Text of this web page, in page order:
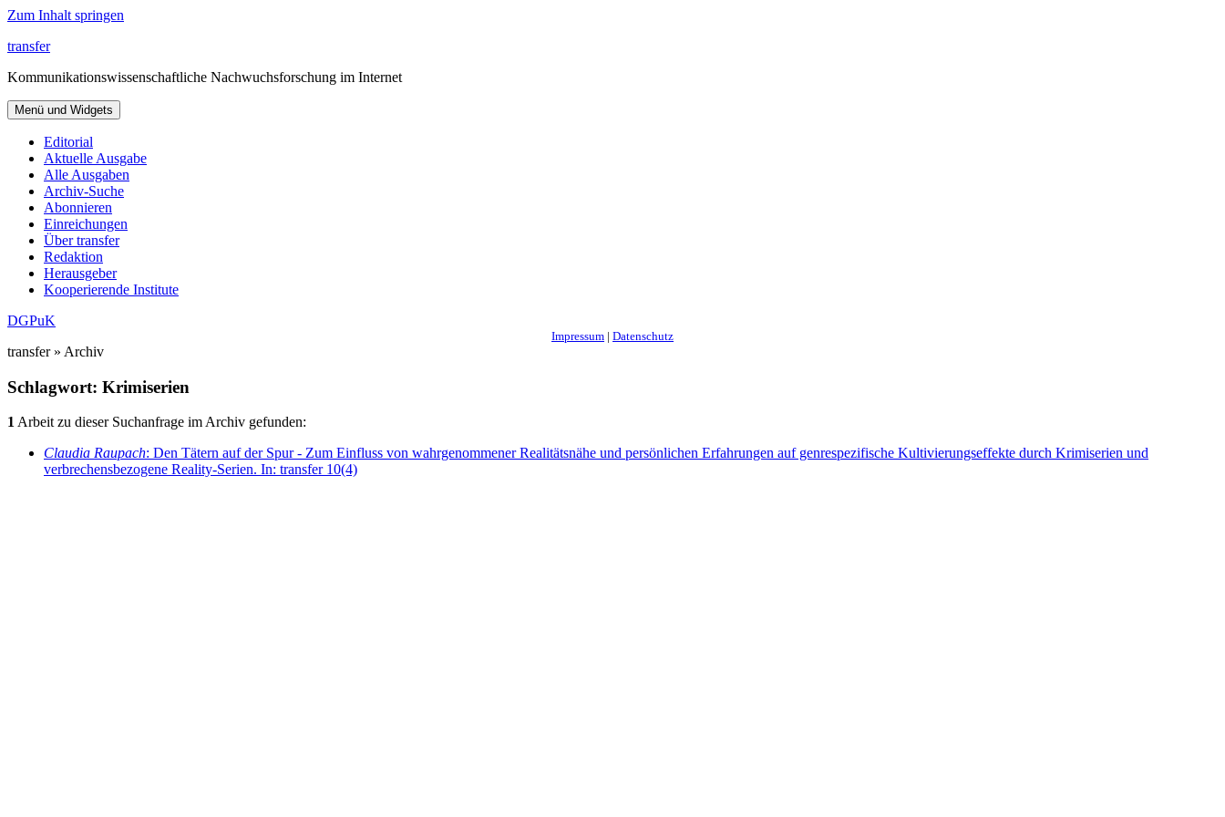
Zum Inhalt springen
transfer
Kommunikationswissenschaftliche Nachwuchsforschung im Internet
Menü und Widgets
Editorial
Aktuelle Ausgabe
Alle Ausgaben
Archiv-Suche
Abonnieren
Einreichungen
Über transfer
Redaktion
Herausgeber
Kooperierende Institute
DGPuK
Impressum | Datenschutz
transfer » Archiv
Schlagwort: Krimiserien
1Arbeit zu dieser Suchanfrage im Archiv gefunden:
Claudia Raupach: Den Tätern auf der Spur - Zum Einfluss von wahrgenommener Realitätsnähe und persönlichen Erfahrungen auf genrespezifische Kultivierungseffekte durch Krimiserien und
verbrechensbezogene Reality-Serien. In: transfer 10(4)